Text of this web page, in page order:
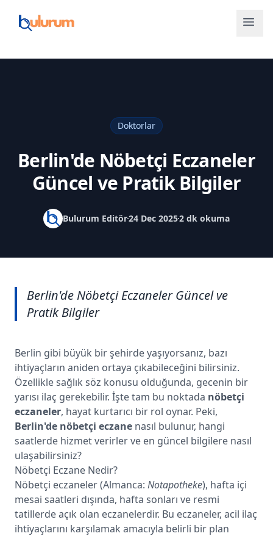
Doktorlar
Berlin'de Nöbetçi Eczaneler
Güncel ve Pratik Bilgiler
Bulurum Editör24 Dec 20252 dk okuma
Berlin'de Nöbetçi Eczaneler Güncel ve
Pratik Bilgiler
Berlin gibi büyük bir şehirde yaşıyorsanız, bazı
ihtiyaçların aniden ortaya çıkabileceğini bilirsiniz.
Özellikle sağlık söz konusu olduğunda, gecenin bir
yarısı ilaç gerekebilir. İşte tam bu noktada nöbetçi
eczaneler, hayat kurtarıcı bir rol oynar. Peki,
Berlin'de nöbetçi eczane nasıl bulunur, hangi
saatlerde hizmet verirler ve en güncel bilgilere nasıl
ulaşabilirsiniz?
Nöbetçi Eczane Nedir?
Nöbetçi eczaneler (Almanca: Notapotheke), hafta içi
mesai saatleri dışında, hafta sonları ve resmi
tatillerde açık olan eczanelerdir. Bu eczaneler, acil ilaç
ihtiyaçlarını karşılamak amacıyla belirli bir plan